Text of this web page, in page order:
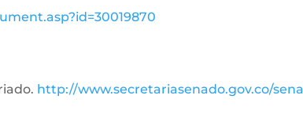
http://www.secretariasenado.gov.co/